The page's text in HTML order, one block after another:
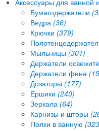
Бумагодержатели
Ведра (36)
Крючки (379)
Мыльницы (301)
Держатели
Держатели фена
Дозаторы (177)
Ершики (240)
Зеркала (64)
Карнизы и шторы
Полки в ванную